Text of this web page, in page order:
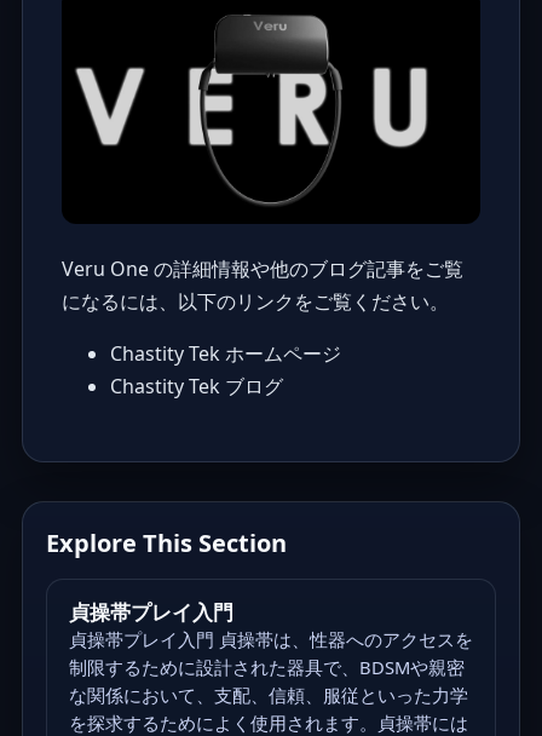
Veru One の詳細情報や他のブログ記事をご覧
になるには、以下のリンクをご覧ください。
Chastity Tek ホームページ
Chastity Tek ブログ
Explore This Section
貞操帯プレイ入門
貞操帯プレイ入門 貞操帯は、性器へのアクセスを
制限するために設計された器具で、BDSMや親密
な関係において、支配、信頼、服従といった力学
を探求するためによく使用されます。貞操帯には